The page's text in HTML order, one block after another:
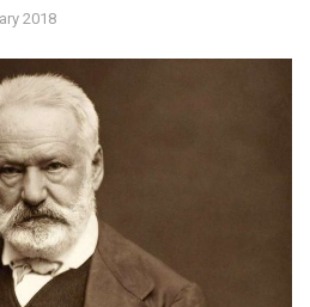
2018